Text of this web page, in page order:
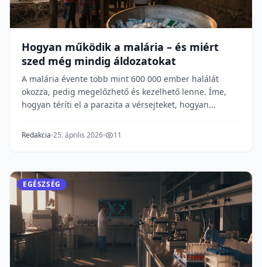
Hogyan működik a malária – és miért
szed még mindig áldozatokat
A malária évente több mint 600 000 ember halálát
okozza, pedig megelőzhető és kezelhető lenne. Íme,
hogyan téríti el a parazita a vérsejteket, hogyan...
Redakcia 25. április 2026 11
EGÉSZSÉG